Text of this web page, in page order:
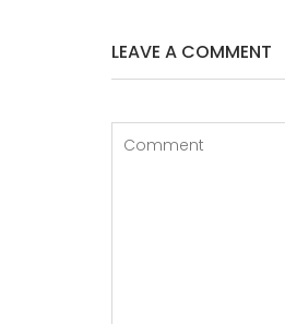
G
A
I
LEAVE A COMMENT